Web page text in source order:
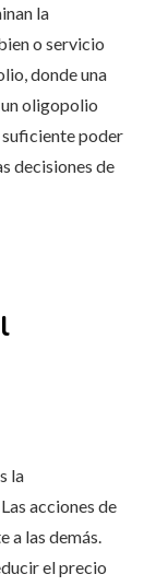
la
o servicio
donde una
oligopolio
suficiente poder
decisiones de
la
acciones de
a las demás.
el precio